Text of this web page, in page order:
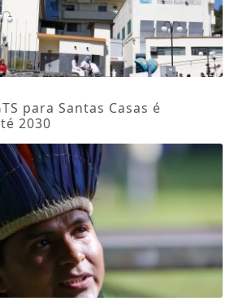
para Santas Casas é
2030